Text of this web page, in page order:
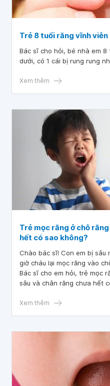
Trẻ 8 tuổi răng vĩnh
Bác sĩ cho hỏi, bé nhà em
dưới, có 1 cái bị rung rung
Xem thêm
Trẻ mọc răng ở chỗ
hết có sao không?
Chào bác sĩ! Con em bị sâu
giờ cháu lại mọc răng vào
Bác sĩ cho em hỏi, trẻ mọc
sâu và chân răng chưa hết
Xem thêm